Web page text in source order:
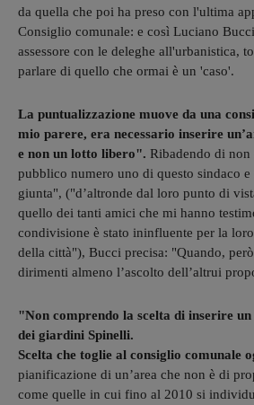
da quella che poi ha preso con l'ultima
Consiglio comunale: e così Luciano
assessore con le deleghe all'urbanistica,
parlare di quello che ormai è un 'caso'.
La puntualizzazione muove da una
mio parere, era necessario inserire
e non un lotto libero". Ribadendo di non
pubblico numero uno di questo sindaco e
giunta", ("d’altronde dal loro punto di
quello dei tanti amici che mi hanno
condivisione è stato ininfluente per la
della città"), Bucci precisa: "Quando,
dirimenti almeno l’ascolto dell’altrui
"Non comprendo la scelta di inserire
dei giardini Spinelli.
Scelta che toglie al consiglio comunale
pianificazione di un’area che non è di
come quelle in cui fino al 2010 si